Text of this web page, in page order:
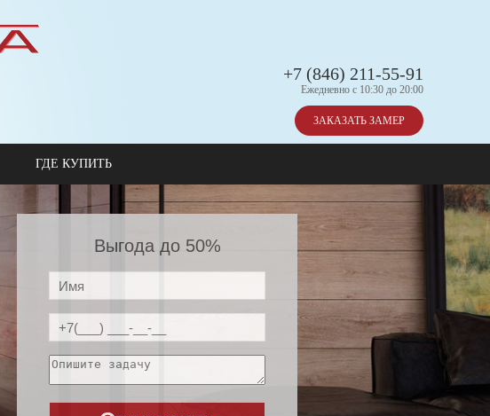
+7 (846) 211-55-91
Ежедневно с 10:30 до 20:00
ЗАКАЗАТЬ ЗАМЕР
ГДЕ КУПИТЬ